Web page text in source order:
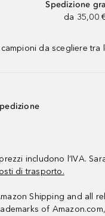
Spedizione
da 35,00
da scegliere
includono l’IVA.
di trasporto.
Shipping and all
of